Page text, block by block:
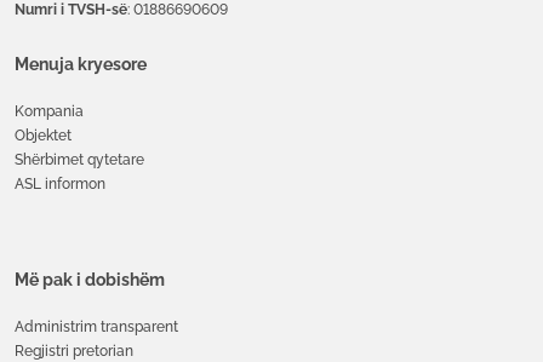
Numri i TVSH-së: 01886690609
Menuja kryesore
Kompania
Objektet
Shërbimet qytetare
ASL informon
Më pak i dobishëm
Administrim transparent
Regjistri pretorian